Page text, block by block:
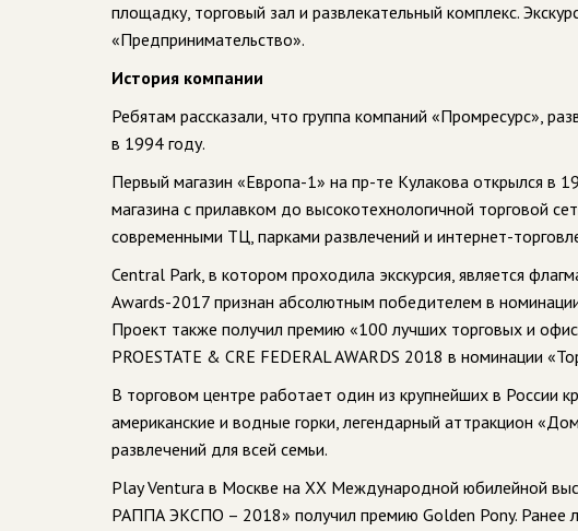
площадку, торговый зал и развлекательный комплекс.
«Предпринимательство».
История компании
Ребятам рассказали, что группа компаний «Промресурс»,
в 1994 году.
Первый магазин «Европа-1» на пр-те Кулакова открылся в
магазина с прилавком до высокотехнологичной торговой
современными ТЦ, парками развлечений и интернет-
Central Park, в котором проходила экскурсия, является
Awards-2017 признан абсолютным победителем в
Проект также получил премию «100 лучших торговых и
PROESTATE & CRE FEDERAL AWARDS 2018 в номинации
В торговом центре работает один из крупнейших в России
американские и водные горки, легендарный аттракцион
развлечений для всей семьи.
Play Ventura в Москве на XX Международной юбилейной
РАППА ЭКСПО – 2018» получил премию Golden Pony. Ранее